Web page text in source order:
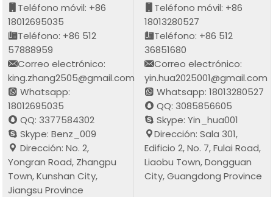
Teléfono móvil: +86
18012695035
Teléfono: +86 512
57888959
Correo electrónico:
king.zhang2505@gmail.com
Whatsapp:
18012695035
QQ: 3377584302
Skype: Benz_009
Dirección: No. 2,
Yongran Road, Zhangpu
Town, Kunshan City,
Jiangsu Province
Teléfono móvil: +86
18013280527
Teléfono: +86 512
36851680
Correo electrónico:
yin.hua2025001@gmail.com
Whatsapp: 18013280527
QQ: 3085856605
Skype: Yin_hua001
Dirección: Sala 301,
Edificio 2, No. 7, Fulai Road,
Liaobu Town, Dongguan
City, Guangdong Province